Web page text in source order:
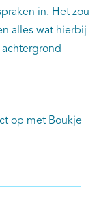
in. Het zou
alles wat hierbij
op met Boukje